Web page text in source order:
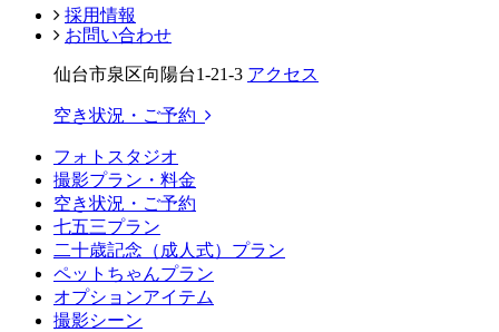
採用情報
お問い合わせ
仙台市泉区向陽台1-21-3 アクセス
空き状況・ご予約
フォトスタジオ
撮影プラン・料金
空き状況・ご予約
七五三プラン
二十歳記念（成人式）プラン
ペットちゃんプラン
オプションアイテム
撮影シーン